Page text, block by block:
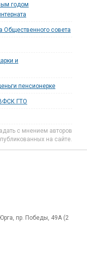
годом
Общественного совета
и
пенсионерке
ГТО
с мнением авторов
на сайте.
пр. Победы, 49А (2